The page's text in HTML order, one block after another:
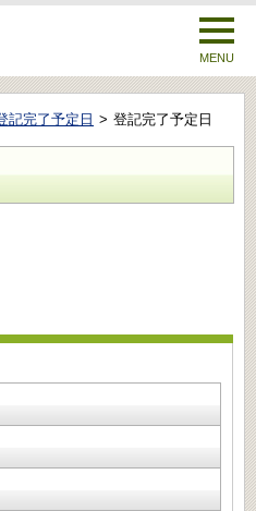
MENU
記完了予定日 登記完了予定日